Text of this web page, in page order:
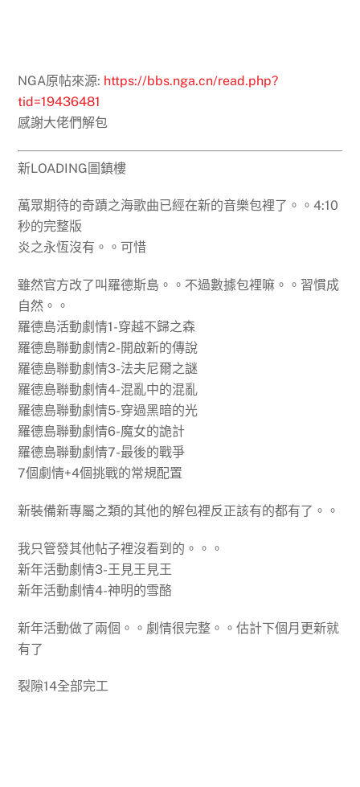
NGA原帖來源: https://bbs.nga.cn/read.php?
tid=19436481
感謝大佬們解包
新LOADING圖鎮樓
萬眾期待的奇蹟之海歌曲已經在新的音樂包裡了。。4:10
秒的完整版
炎之永恆沒有。。可惜
雖然官方改了叫羅德斯島。。不過數據包裡嘛。。習慣成
自然。。
羅德島活動劇情1-穿越不歸之森
羅德島聯動劇情2-開啟新的傳說
羅德島聯動劇情3-法夫尼爾之謎
羅德島聯動劇情4-混亂中的混亂
羅德島聯動劇情5-穿過黑暗的光
羅德島聯動劇情6-魔女的詭計
羅德島聯動劇情7-最後的戰爭
7個劇情+4個挑戰的常規配置
新裝備新專屬之類的其他的解包裡反正該有的都有了。。
我只管發其他帖子裡沒看到的。。。
新年活動劇情3-王見王見王
新年活動劇情4-神明的雪酪
新年活動做了兩個。。劇情很完整。。估計下個月更新就
有了
裂隙14全部完工